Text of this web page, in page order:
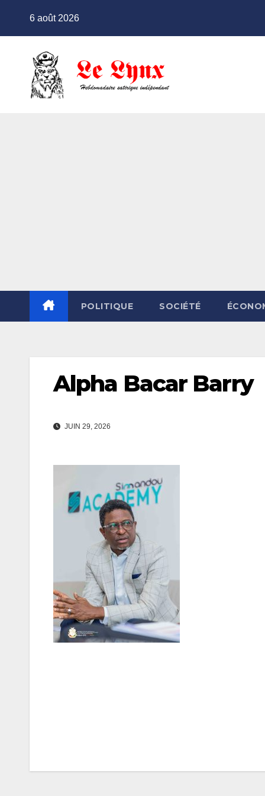
6 août 2026
POLITIQUE SOCIÉTÉ
Alpha Bacar Barry
JUIN 29, 2026